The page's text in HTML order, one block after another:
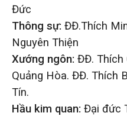
Đức
Thông sự: ĐĐ.Thích
Nguyên Thiện
Xướng ngôn: ĐĐ. Thích
Quảng Hòa. ĐĐ. Thích
Tín.
Hầu kim quan: Đại đức